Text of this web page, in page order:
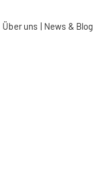
Über uns | News & Blog